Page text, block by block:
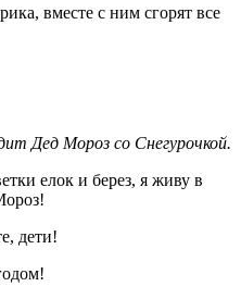
вместе с ним сгорят все
Дед Мороз со Снегурочкой.
елок и берез, я живу в
дети!